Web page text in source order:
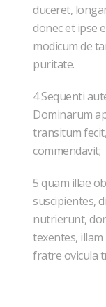
duceret,
donec et ipse
modicum de
puritate.
4 Sequenti
Dominarum
transitum
commendavit;
5 quam illae
suscipientes,
nutrierunt,
texentes,
fratre ovicula